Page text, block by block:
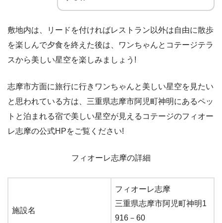
敷地内は、リードを付ければレストラン以外は自由に散歩
を楽しんで夕食を終えた後は、ワンちゃんとコテージテラ
スから美しい星空を楽しみましょう!
志摩市方面に旅行に行きワンちゃんと美しい星空を見たい
と思われている方は、三重県志摩市阿児町神明にあるペッ
トと泊まれる宿で美しい星空が見えるコテージのフィオー
レ志摩の公式HPをご覧ください!
フィオーレ志摩の詳細
施設名
フィオーレ志摩
三重県志摩市阿児町神明1
916－60